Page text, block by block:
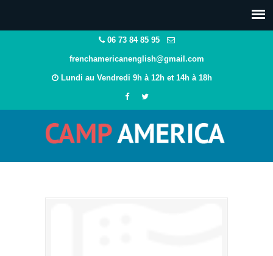
06 73 84 85 95
frenchamericanenglish@gmail.com
Lundi au Vendredi 9h à 12h et 14h à 18h